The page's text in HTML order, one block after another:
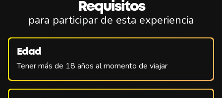
Requisitos
para participar de esta experiencia
Edad
Tener más de 18 años al momento de viajar